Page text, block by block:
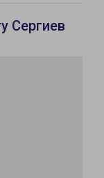
Сергиев